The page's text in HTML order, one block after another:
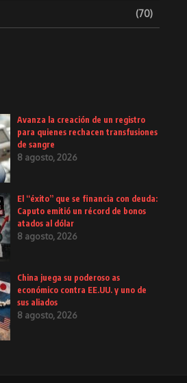
(70)
Avanza la creación de un registro
para quienes rechacen transfusiones
de sangre
8 agosto, 2026
El “éxito” que se financia con deuda:
Caputo emitió un récord de bonos
atados al dólar
8 agosto, 2026
China juega su poderoso as
económico contra EE.UU. y uno de
sus aliados
8 agosto, 2026